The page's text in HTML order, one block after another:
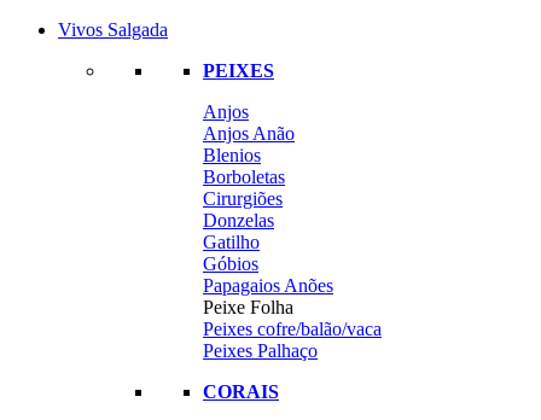
Vivos Salgada
PEIXES
Anjos
Anjos Anão
Blenios
Borboletas
Cirurgiões
Donzelas
Gatilho
Góbios
Papagaios Anões
Peixe Folha
Peixes cofre/balão/vaca
Peixes Palhaço
CORAIS